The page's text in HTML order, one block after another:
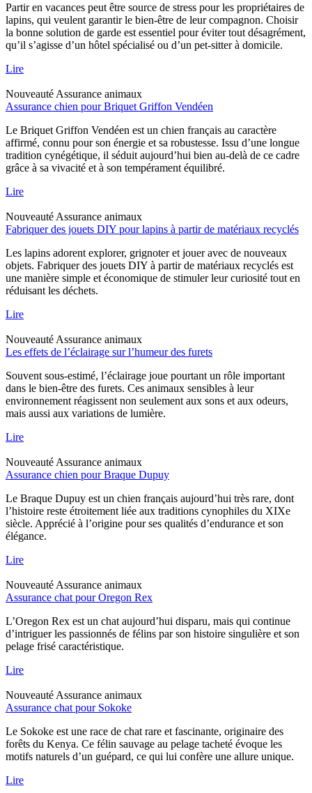
Partir en vacances peut être source de stress pour les propriétaires de
lapins, qui veulent garantir le bien-être de leur compagnon. Choisir
la bonne solution de garde est essentiel pour éviter tout désagrément,
qu’il s’agisse d’un hôtel spécialisé ou d’un pet-sitter à domicile.
Lire
Nouveauté Assurance animaux
Assurance chien pour Briquet Griffon Vendéen
Le Briquet Griffon Vendéen est un chien français au caractère
affirmé, connu pour son énergie et sa robustesse. Issu d’une longue
tradition cynégétique, il séduit aujourd’hui bien au-delà de ce cadre
grâce à sa vivacité et à son tempérament équilibré.
Lire
Nouveauté Assurance animaux
Fabriquer des jouets DIY pour lapins à partir de matériaux recyclés
Les lapins adorent explorer, grignoter et jouer avec de nouveaux
objets. Fabriquer des jouets DIY à partir de matériaux recyclés est
une manière simple et économique de stimuler leur curiosité tout en
réduisant les déchets.
Lire
Nouveauté Assurance animaux
Les effets de l’éclairage sur l’humeur des furets
Souvent sous-estimé, l’éclairage joue pourtant un rôle important
dans le bien-être des furets. Ces animaux sensibles à leur
environnement réagissent non seulement aux sons et aux odeurs,
mais aussi aux variations de lumière.
Lire
Nouveauté Assurance animaux
Assurance chien pour Braque Dupuy
Le Braque Dupuy est un chien français aujourd’hui très rare, dont
l’histoire reste étroitement liée aux traditions cynophiles du XIXe
siècle. Apprécié à l’origine pour ses qualités d’endurance et son
élégance.
Lire
Nouveauté Assurance animaux
Assurance chat pour Oregon Rex
L’Oregon Rex est un chat aujourd’hui disparu, mais qui continue
d’intriguer les passionnés de félins par son histoire singulière et son
pelage frisé caractéristique.
Lire
Nouveauté Assurance animaux
Assurance chat pour Sokoke
Le Sokoke est une race de chat rare et fascinante, originaire des
forêts du Kenya. Ce félin sauvage au pelage tacheté évoque les
motifs naturels d’un guépard, ce qui lui confère une allure unique.
Lire